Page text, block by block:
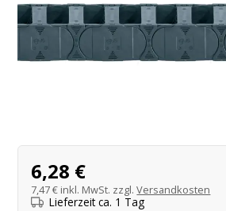
Produktangebot
6,28 €
7,47 € inkl. MwSt. zzgl.Versandkosten
Lieferzeit ca. 1 Tag